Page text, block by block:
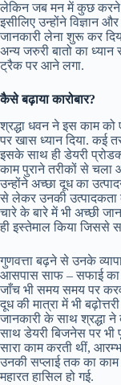
लेकिन जब मन में कुछ करने
इसीलिए उन्होंने विज्ञान
जानकारी लेना शुरू कर
अन्य जरुरी बातो का
ट्रैक पर आने लगा.
कैसे बढ़ाया कारोबार?
श्रद्धा धवन ने इस काम
पर खास ध्यान दिया. कई
इसके साथ ही डेयरी
काम पुराने तरीकों से चला
उन्होंने अच्छा दूध का
से लेकर उनकी उत्पादकता
चारे के बारे में भी अच्छी
ही इस्तेमाल किया जिससे
गुणवत्ता बढ़ने से उनके
आसपास साफ – सफाई का
जाँच भी समय समय पर
दूध की मात्रा में भी
जानकारी के साथ श्रद्धा
साथ डेयरी बिजनेस पर भी
सारा काम करती थीं,
उनकी सप्लाई तक का
महारत हासिल हो गई.